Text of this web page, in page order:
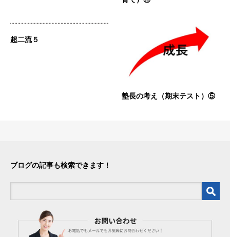
超二流５
塾長の考え（期末テスト）⑤
ブログの記事も検索できます！